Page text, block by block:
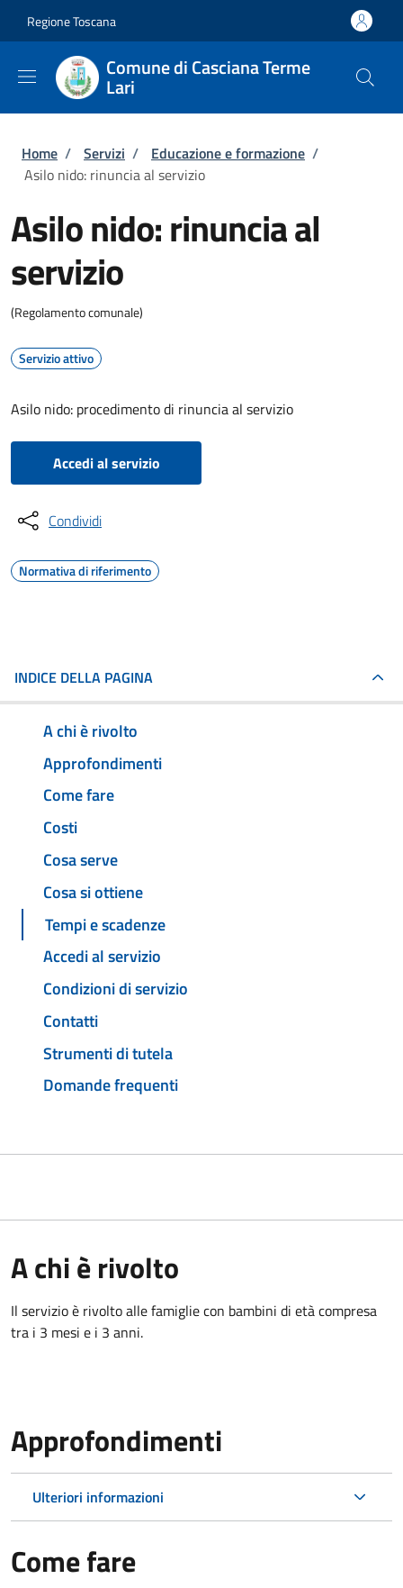
Regione Toscana
Comune di Casciana Terme
Lari
Briciole di pane
Home / Servizi / Educazione e formazione /
Asilo nido: rinuncia al servizio
Asilo nido: rinuncia al
servizio
(Regolamento comunale)
Servizio attivo
Asilo nido: procedimento di rinuncia al servizio
Accedi al servizio
Condividi
Normativa di riferimento
INDICE DELLA PAGINA
A chi è rivolto
Approfondimenti
Come fare
Costi
Cosa serve
Cosa si ottiene
Tempi e scadenze
Accedi al servizio
Condizioni di servizio
Contatti
Strumenti di tutela
Domande frequenti
A chi è rivolto
Il servizio è rivolto alle famiglie con bambini di età compresa
tra i 3 mesi e i 3 anni.
Approfondimenti
Ulteriori informazioni
Come fare